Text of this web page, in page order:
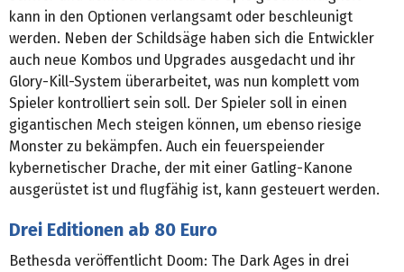
kann in den Optionen verlangsamt oder beschleunigt
werden. Neben der Schildsäge haben sich die Entwickler
auch neue Kombos und Upgrades ausgedacht und ihr
Glory-Kill-System überarbeitet, was nun komplett vom
Spieler kontrolliert sein soll. Der Spieler soll in einen
gigantischen Mech steigen können, um ebenso riesige
Monster zu bekämpfen. Auch ein feuerspeiender
kybernetischer Drache, der mit einer Gatling-Kanone
ausgerüstet ist und flugfähig ist, kann gesteuert werden.
Drei Editionen ab 80 Euro
Bethesda veröffentlicht Doom: The Dark Ages in drei